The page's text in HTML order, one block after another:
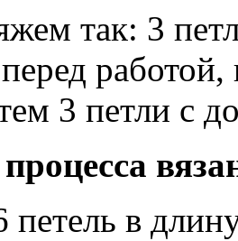
так: 3
3 петли с
петель в